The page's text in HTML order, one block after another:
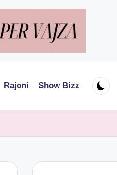
Rajoni Show Bizz